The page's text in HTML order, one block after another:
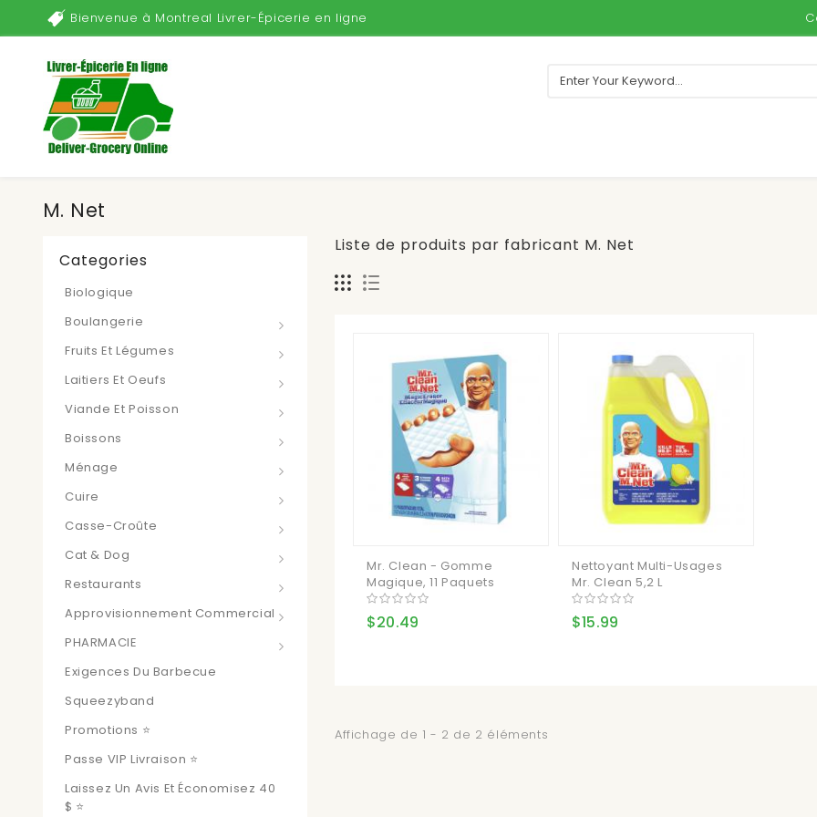
Bienvenue à Montreal Livrer-Épicerie en ligne
M. Net
Categories
Biologique
Boulangerie
Fruits Et Légumes
Laitiers Et Oeufs
Viande Et Poisson
Boissons
Ménage
Cuire
Casse-Croûte
Cat & Dog
Restaurants
Approvisionnement Commercial
PHARMACIE
Exigences Du Barbecue
Squeezyband
Promotions ⭐
Passe VIP Livraison ⭐
Laissez Un Avis Et Économisez 40
$ ⭐
Liste de produits par fabricant M. Net
Mr. Clean - Gomme
Magique, 11 Paquets
$20.49
Nettoyant Multi-Usages
Mr. Clean 5,2 L
$15.99
Affichage de 1 - 2 de 2 éléments